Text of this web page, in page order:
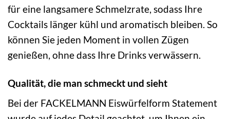
für eine langsamere Schmelzrate, sodass Ihre
Cocktails länger kühl und aromatisch bleiben. So
können Sie jeden Moment in vollen Zügen
genießen, ohne dass Ihre Drinks verwässern.
Qualität, die man schmeckt und sieht
Bei der FACKELMANN Eiswürfelform Statement